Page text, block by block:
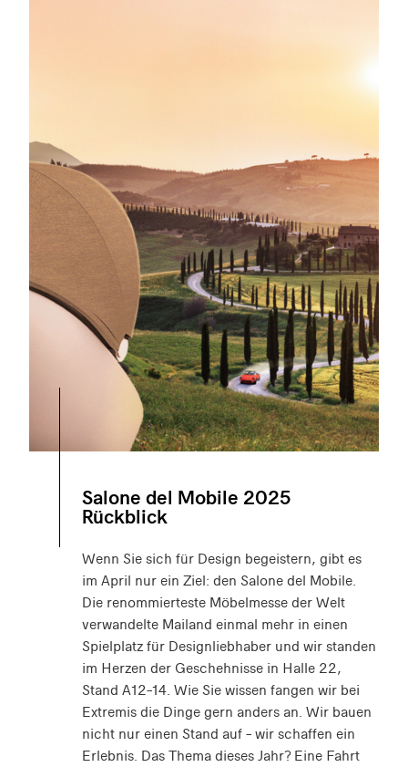
Salone del Mobile 2025
Rückblick
Wenn Sie sich für Design begeistern, gibt es
im April nur ein Ziel: den Salone del Mobile.
Die renommierteste Möbelmesse der Welt
verwandelte Mailand einmal mehr in einen
Spielplatz für Designliebhaber und wir standen
im Herzen der Geschehnisse in Halle 22,
Stand A12–14. Wie Sie wissen fangen wir bei
Extremis die Dinge gern anders an. Wir bauen
nicht nur einen Stand auf – wir schaffen ein
Erlebnis. Das Thema dieses Jahr? Eine Fahrt